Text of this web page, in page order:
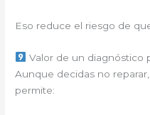
Eso reduce el riesgo de
Valor de un diagnóstico
Aunque decidas no
permite: